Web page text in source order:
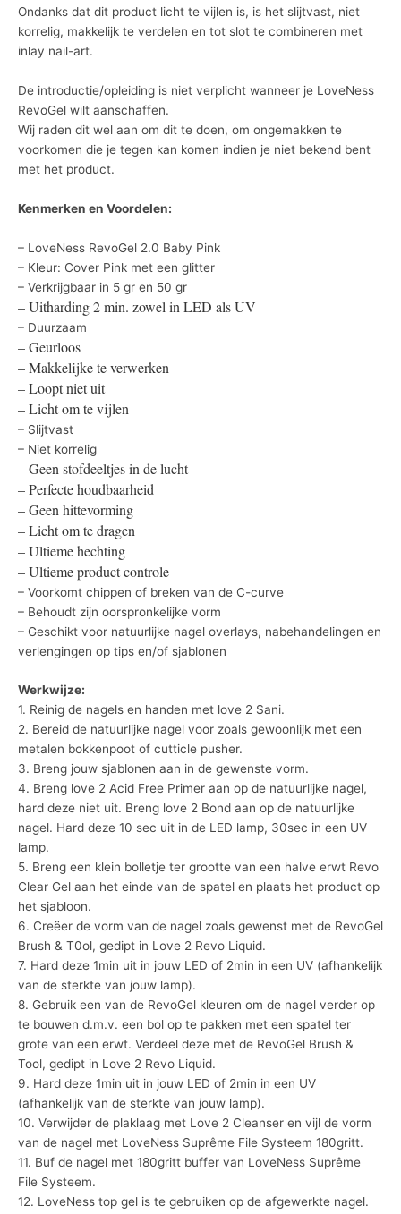
Ondanks dat dit product licht te vijlen is, is het slijtvast, niet
korrelig, makkelijk te verdelen en tot slot te combineren met
inlay nail-art.
De introductie/opleiding is niet verplicht wanneer je LoveNess
RevoGel wilt aanschaffen.
Wij raden dit wel aan om dit te doen, om ongemakken te
voorkomen die je tegen kan komen indien je niet bekend bent
met het product.
Kenmerken en Voordelen:
– LoveNess RevoGel 2.0 Baby Pink
– Kleur: Cover Pink met een glitter
– Verkrijgbaar in 5 gr en 50 gr
– Uitharding 2 min. zowel in LED als UV
– Duurzaam
– Geurloos
– Makkelijke te verwerken
– Loopt niet uit
– Licht om te vijlen
– Slijtvast
– Niet korrelig
– Geen stofdeeltjes in de lucht
– Perfecte houdbaarheid
– Geen hittevorming
– Licht om te dragen
– Ultieme hechting
– Ultieme product controle
– Voorkomt chippen of breken van de C-curve
– Behoudt zijn oorspronkelijke vorm
– Geschikt voor natuurlijke nagel overlays, nabehandelingen en
verlengingen op tips en/of sjablonen
Werkwijze:
1. Reinig de nagels en handen met love 2 Sani.
2. Bereid de natuurlijke nagel voor zoals gewoonlijk met een
metalen bokkenpoot of cutticle pusher.
3. Breng jouw sjablonen aan in de gewenste vorm.
4. Breng love 2 Acid Free Primer aan op de natuurlijke nagel,
hard deze niet uit. Breng love 2 Bond aan op de natuurlijke
nagel. Hard deze 10 sec uit in de LED lamp, 30sec in een UV
lamp.
5. Breng een klein bolletje ter grootte van een halve erwt Revo
Clear Gel aan het einde van de spatel en plaats het product op
het sjabloon.
6. Creëer de vorm van de nagel zoals gewenst met de RevoGel
Brush & T0ol, gedipt in Love 2 Revo Liquid.
7. Hard deze 1min uit in jouw LED of 2min in een UV (afhankelijk
van de sterkte van jouw lamp).
8. Gebruik een van de RevoGel kleuren om de nagel verder op
te bouwen d.m.v. een bol op te pakken met een spatel ter
grote van een erwt. Verdeel deze met de RevoGel Brush &
Tool, gedipt in Love 2 Revo Liquid.
9. Hard deze 1min uit in jouw LED of 2min in een UV
(afhankelijk van de sterkte van jouw lamp).
10. Verwijder de plaklaag met Love 2 Cleanser en vijl de vorm
van de nagel met LoveNess Suprême File Systeem 180gritt.
11. Buf de nagel met 180gritt buffer van LoveNess Suprême
File Systeem.
12. LoveNess top gel is te gebruiken op de afgewerkte nagel.